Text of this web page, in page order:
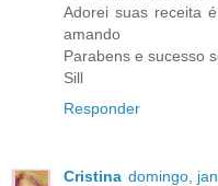
Adorei suas receita
amando
Parabens e sucesso
Sill
Responder
Cristina domingo,